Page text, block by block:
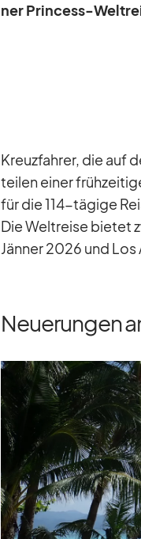
ner Prin­cess-
Kreuz­fah­rer, die auf
tei­len ei­ner
für die 114-tä­gige
Die Welt­reise bie­tet
Jän­ner 2026 und Los
Neuerungen